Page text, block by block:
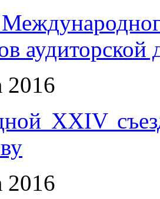
аудиторской
2016
XXIV
2016